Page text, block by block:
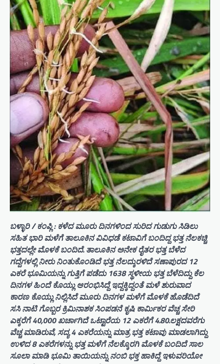
ಬಳ್ಳಾರಿ / ಕಂಪ್ಲಿ : ಕಳೆದ ಮೂರು ದಿನಗಳಿಂದ ಸುರಿದ ಗುಡುಗು ಸಿಡಿಲು
ಸಹಿತ ಭಾರಿ ಮಳೆಗೆ ತಾಲೂಕಿನ ವಿವಿಧಡೆ ಕಟಾವಿಗೆ ಬಂದಿದ್ದ ಭತ್ತ ನೆಲಕಚ್ಚಿ
ಭತ್ತದಲ್ಲೇ ಮೊಳಕೆ ಬಂದಿದೆ. ತಾಲೂಕಿನ ಅನೇಕ ರೈತರ ಭತ್ತ ಬೆಳೆದ
ಗದ್ದೆಗಳಲ್ಲಿ ನೀರು ನಿಂತುಕೊಂಡಿದೆ ಭತ್ತ ನೆಲದ್ಕುರಳಿದೆ ಸಣಾಪುರದ 12
ಎಕರೆ ಭೂಮಿಯನ್ನು ಗುತ್ತಿಗೆ ಪಡೆದು 1638 ಸ್ಥಳೀಯ ಭತ್ತ ಬೆಳೆದಿದ್ದು ಕೆಲ
ದಿನಗಳ ಹಿಂದೆ ಕೊಯ್ಲು ಆರಂಭಿಸಿದ್ದೆ ಇದ್ದಕ್ಕಿದ್ದಂತೆ ಮಳೆ ಶುರುವಾದ
ಕಾರಣ ಕೊಯ್ಲು ನಿಲ್ಲಿಸಿದೆ ಮೂರು ದಿನಗಳ ಮಳೆಗೆ ಮೊಳಕೆ ಹೊಡೆದಿದೆ
ಸಸಿ ನಾಟಿ ಗೊಬ್ಬರ ಕ್ರಿಮಿನಾಶಕ ಸಿಂಪಡನೆ ಕೃಷಿ ಕಾರ್ಮಿಕರ ವೆಚ್ಚ ಸೇರಿ
ಎಕ್ಕರೆಗೆ 40,000 ಖರ್ಚಾಗಿದೆ ಒಟ್ಟಾರೆಯ 12 ಎಕರೆಗೆ 4.80.ಲಕ್ಷದವರೆಗು
ವೆಚ್ಚ ಮಾಡಿರುವೆ, ಸದ್ಯ 4 ಎಕರೆಯನ್ನು ಮಾತ್ರ ಭತ್ತ ಕಟಾವು ಮಾಡಲಾಗಿದ್ದು
ಉಳಿದ 8 ಎಕರೆಗಳನ್ನು ಭತ್ತ ಮಳೆಗೆ ನೆಲಕ್ಕೊರಗಿ ಮೊಳಕೆ ಬಂದಿದೆ ಸಾಲ
ಸೂಲಾ ಮಾಡಿ ಭೂಮಿ ತಾಯಿಯನ್ನು ನಂಬಿ ಭಕ್ತ ಹಾಕಿದ್ದೆ ಇಳುವರಿಯೋ